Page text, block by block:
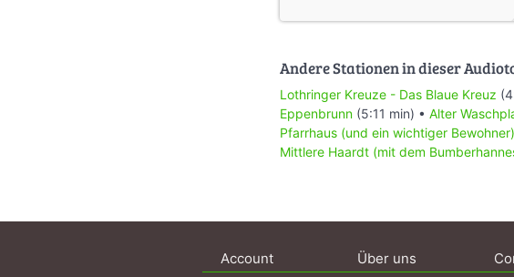
Andere Stationen in dieser
Lothringer Kreuze - Das Blaue Kreuz
Eppenbrunn (5:11 min) • Alter
Pfarrhaus (und ein wichtiger Bewohner)
Mittlere Haardt (mit dem
Account Über uns